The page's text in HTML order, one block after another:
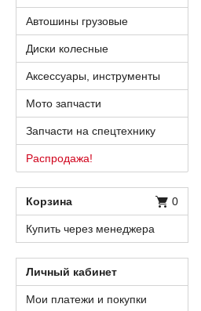
Автошины грузовые
Диски колесные
Аксессуары, инструменты
Мото запчасти
Запчасти на спецтехнику
Распродажа!
Корзина 0
Купить через менеджера
Личный кабинет
Мои платежи и покупки